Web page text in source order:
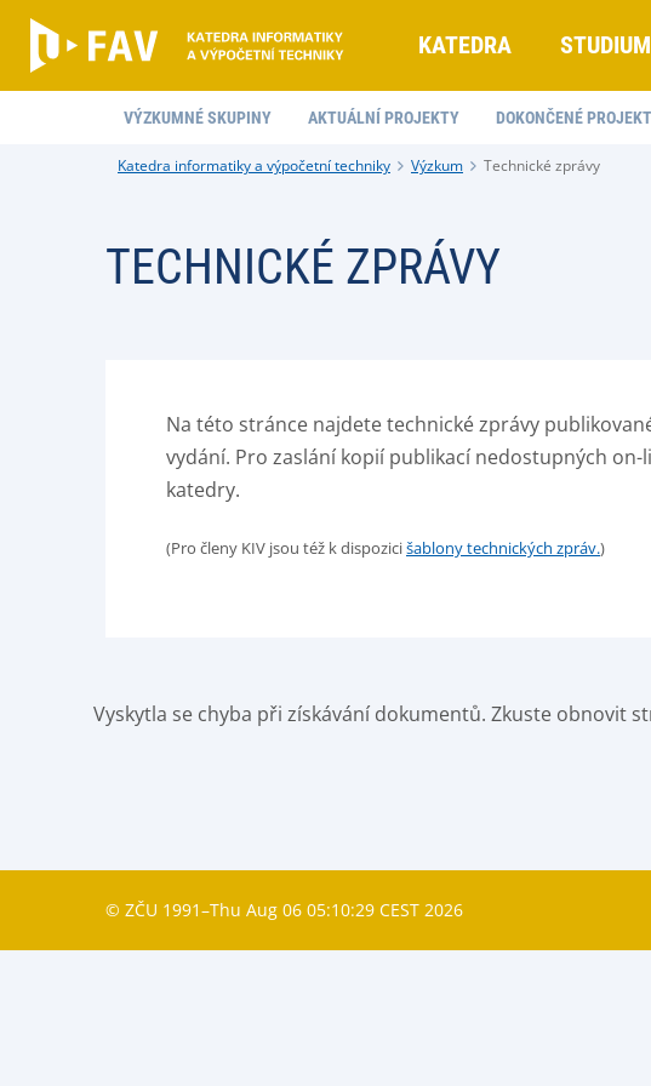
KATEDRA STUDIUM
VÝZKUMNÉ SKUPINY AKTUÁLNÍ PROJEKTY DOKONČENÉ
Katedra informatiky a výpočetní techniky Výzkum Technické zprávy
TECHNICKÉ ZPRÁVY
Na této stránce najdete technické zprávy
vydání. Pro zaslání kopií publikací nedostupných
katedry.
(Pro členy KIV jsou též k dispozicišablony technických zpráv.)
Vyskytla se chyba při získávání dokumentů. Zkuste obnovit
© ZČU 1991–Thu Aug 06 05:10:29 CEST 2026